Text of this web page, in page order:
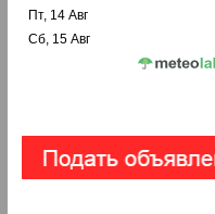
Пт, 14 Авг
Сб, 15 Авг